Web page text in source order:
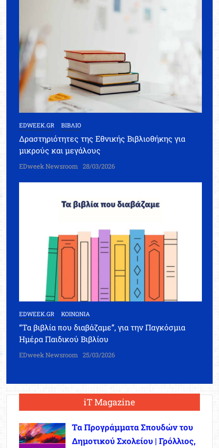
EDWEEK.GR ΒΙΒΛΙΟ
Δραστηριότητες της Εθνικής Βιβλιοθήκης για
μικρούς και μεγάλους
EDweek Newsroom 28/03/2026
EDWEEK.GR ΚΟΙΝΩΝΙΑ
“Τα βιβλία που διαβάζαμε”, για την Παγκόσμια
Ημέρα Παιδικού Βιβλίου
EDweek Newsroom 25/03/2026
iT Magazine
Τα Προγράμματα Σπουδών του
Δημοτικού Σχολείου | Γρόλλιος,